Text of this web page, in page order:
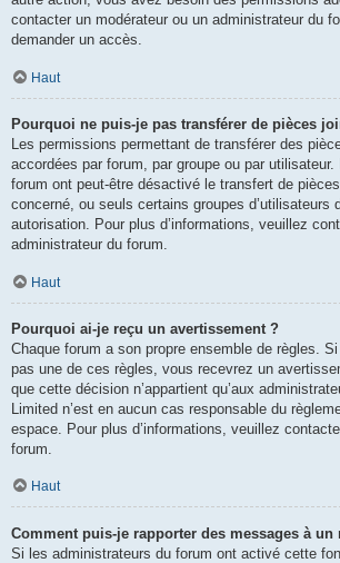
contacter un modérateur ou un administrateur du
demander un accès.
Haut
Pourquoi ne puis-je pas transférer de pièces
Les permissions permettant de transférer des
accordées par forum, par groupe ou par
forum ont peut-être désactivé le transfert de
concerné, ou seuls certains groupes d’utilisateurs
autorisation. Pour plus d’informations, veuillez
administrateur du forum.
Haut
Pourquoi ai-je reçu un avertissement ?
Chaque forum a son propre ensemble de règles.
pas une de ces règles, vous recevrez un
que cette décision n’appartient qu’aux
Limited n’est en aucun cas responsable du
espace. Pour plus d’informations, veuillez
forum.
Haut
Comment puis-je rapporter des messages à un
Si les administrateurs du forum ont activé cette